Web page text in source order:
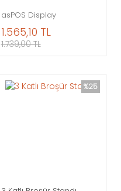
asPOS Display
1.565,10 TL
1.739,00 TL
%25